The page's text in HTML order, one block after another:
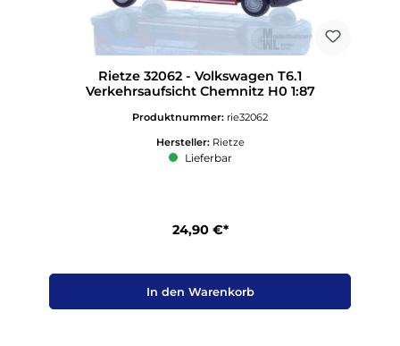
Rietze 32062 - Volkswagen T6.1
Verkehrsaufsicht Chemnitz H0 1:87
Produktnummer: rie32062
Hersteller: Rietze
Lieferbar
24,90 €*
In den Warenkorb